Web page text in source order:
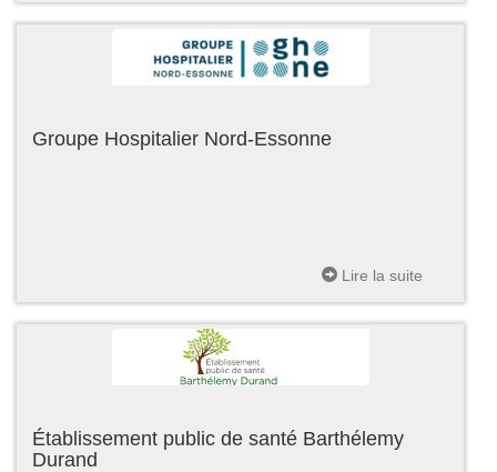
Groupe Hospitalier Nord-Essonne
Lire la suite
Établissement public de santé Barthélemy
Durand